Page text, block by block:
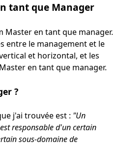
tant que Manager
Master en tant que manager.
entre le management et le
et horizontal, et les
en tant que manager.
?
j'ai trouvée est : "Un
responsable d'un certain
sous-domaine de